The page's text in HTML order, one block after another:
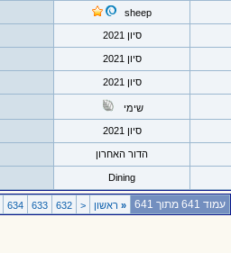
sheep
סיון 2021
סיון 2021
סיון 2021
שימי
סיון 2021
הדור האחרון
Dining
עמוד 641 מתוך 641 «ראשון <
632
633
634